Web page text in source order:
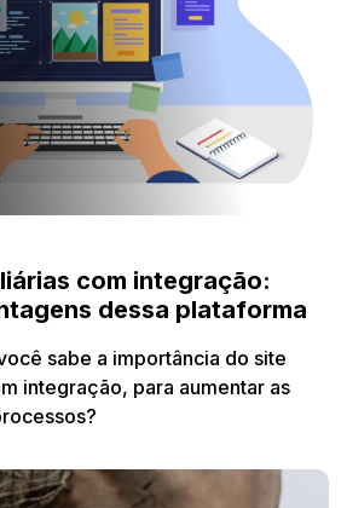
com integração:
dessa plataforma
sabe a importância do site
integração, para aumentar as